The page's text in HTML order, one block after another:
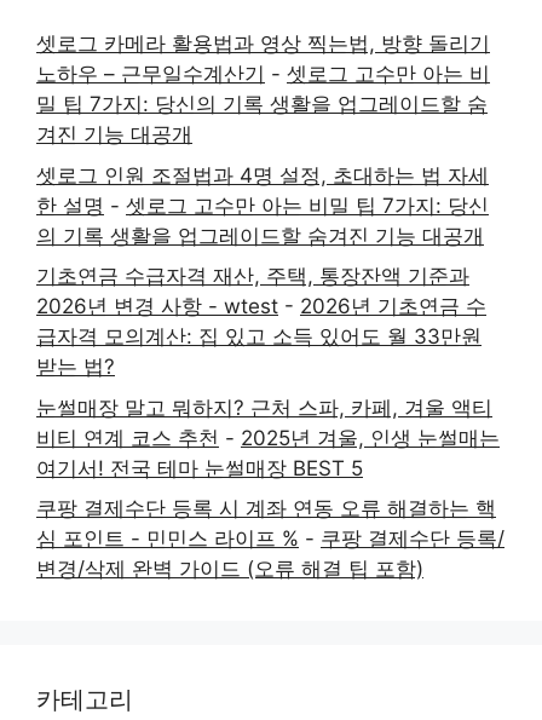
셋로그 카메라 활용법과 영상 찍는법, 방향 돌리기
노하우 – 근무일수계산기 - 셋로그 고수만 아는 비
밀 팁 7가지: 당신의 기록 생활을 업그레이드할 숨
겨진 기능 대공개
셋로그 인원 조절법과 4명 설정, 초대하는 법 자세
한 설명 - 셋로그 고수만 아는 비밀 팁 7가지: 당신
의 기록 생활을 업그레이드할 숨겨진 기능 대공개
기초연금 수급자격 재산, 주택, 통장잔액 기준과
2026년 변경 사항 - wtest - 2026년 기초연금 수
급자격 모의계산: 집 있고 소득 있어도 월 33만원
받는 법?
눈썰매장 말고 뭐하지? 근처 스파, 카페, 겨울 액티
비티 연계 코스 추천 - 2025년 겨울, 인생 눈썰매는
여기서! 전국 테마 눈썰매장 BEST 5
쿠팡 결제수단 등록 시 계좌 연동 오류 해결하는 핵
심 포인트 - 민민스 라이프 % - 쿠팡 결제수단 등록/
변경/삭제 완벽 가이드 (오류 해결 팁 포함)
카테고리